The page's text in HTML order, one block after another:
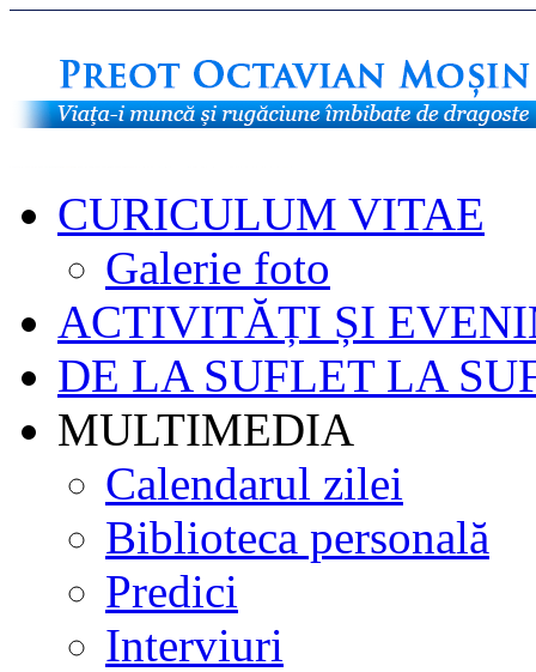
CURICULUM VITAE
Galerie foto
ACTIVITĂȚI ȘI
DE LA SUFLET LA
MULTIMEDIA
Calendarul zilei
Biblioteca personală
Predici
Interviuri